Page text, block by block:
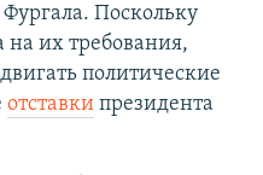
Поскольку
на их требования,
политические
отставкипрезидента